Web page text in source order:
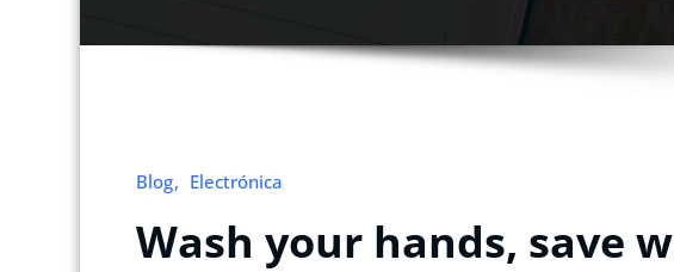
Blog Electrónica
Wash your hands, save